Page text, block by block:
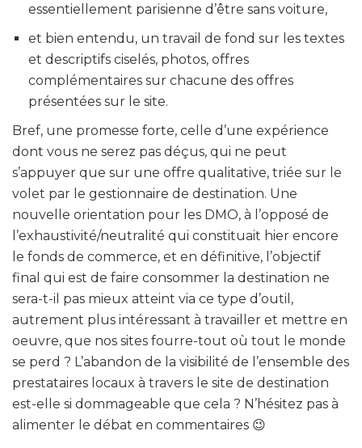
essentiellement parisienne d’être sans voiture,
et bien entendu, un travail de fond sur les textes
et descriptifs ciselés, photos, offres
complémentaires sur chacune des offres
présentées sur le site.
Bref, une promesse forte, celle d’une expérience
dont vous ne serez pas déçus, qui ne peut
s’appuyer que sur une offre qualitative, triée sur le
volet par le gestionnaire de destination. Une
nouvelle orientation pour les DMO, à l’opposé de
l’exhaustivité/neutralité qui constituait hier encore
le fonds de commerce, et en définitive, l’objectif
final qui est de faire consommer la destination ne
sera-t-il pas mieux atteint via ce type d’outil,
autrement plus intéressant à travailler et mettre en
oeuvre, que nos sites fourre-tout où tout le monde
se perd ? L’abandon de la visibilité de l’ensemble des
prestataires locaux à travers le site de destination
est-elle si dommageable que cela ? N’hésitez pas à
alimenter le débat en commentaires 😉